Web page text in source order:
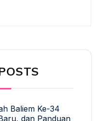
Baliem Ke-34
dan Panduan